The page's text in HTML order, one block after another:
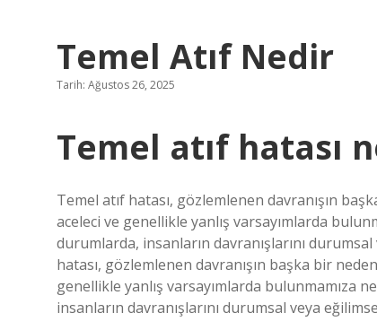
Temel Atıf Nedir
Tarih: Ağustos 26, 2025
Temel atıf hatası
Temel atıf hatası, gözlemlenen davranışın
aceleci ve genellikle yanlış varsayımlarda
durumlarda, insanların davranışlarını
hatası, gözlemlenen davranışın başka bir
genellikle yanlış varsayımlarda bulunmamıza
insanların davranışlarını durumsal veya